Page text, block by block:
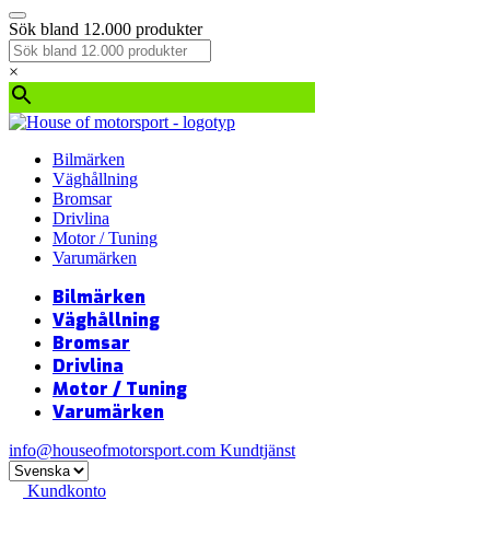
Sök bland 12.000 produkter
×
Bilmärken
Väghållning
Bromsar
Drivlina
Motor / Tuning
Varumärken
Bilmärken
Väghållning
Bromsar
Drivlina
Motor / Tuning
Varumärken
info@houseofmotorsport.com Kundtjänst
Kundkonto